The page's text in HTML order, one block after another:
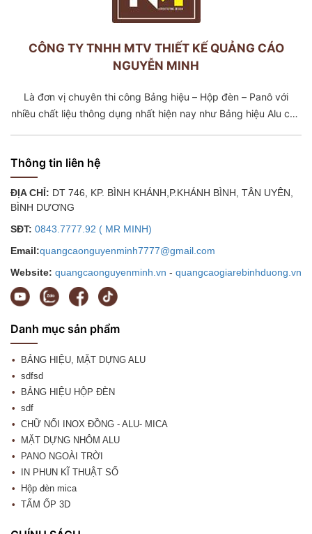
CÔNG TY TNHH MTV THIẾT KẾ QUẢNG CÁO
NGUYỄN MINH
Là đơn vị chuyên thi công Bảng hiệu – Hộp đèn – Panô với
nhiều chất liệu thông dụng nhất hiện nay như Bảng hiệu Alu chữ
Thông tin liên hệ
ĐỊA CHỈ: DT 746, KP. BÌNH KHÁNH,P.KHÁNH BÌNH, TÂN UYÊN,
BÌNH DƯƠNG
SĐT: 0843.7777.92 ( MR MINH)
Email:quangcaonguyenminh7777@gmail.com
Website: quangcaonguyenminh.vn - quangcaogiarebinhduong.vn
Danh mục sản phẩm
BẢNG HIỆU, MẶT DỰNG ALU
sdfsd
BẢNG HIỆU HỘP ĐÈN
sdf
CHỮ NỔI INOX ĐỒNG - ALU- MICA
MẶT DỰNG NHÔM ALU
PANO NGOÀI TRỜI
IN PHUN KĨ THUẬT SỐ
Hộp đèn mica
TẤM ỐP 3D